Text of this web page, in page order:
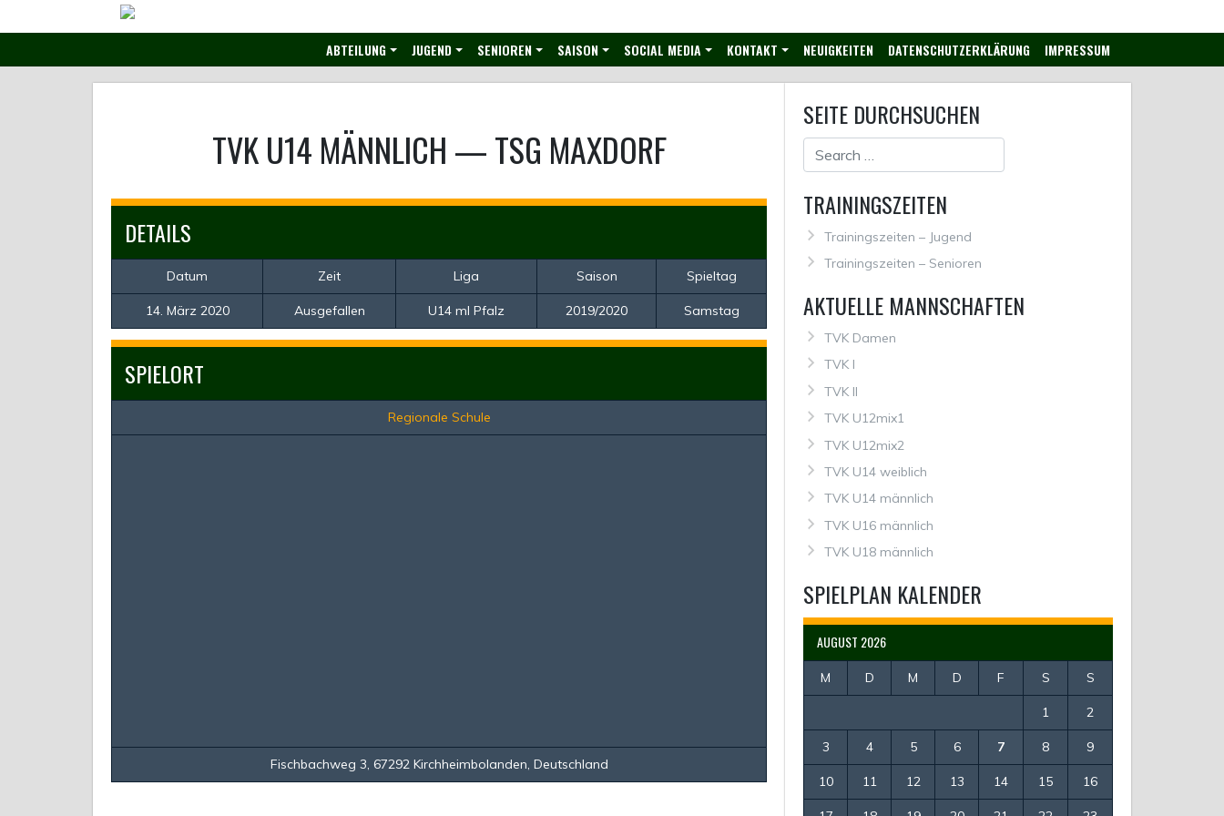
to
ABTEILUNG JUGEND SENIOREN SAISON SOCIAL MEDIA KONTAKT NEUIGKEITEN DATENSCHUTZERKLÄRUNG IMPRESSUM
TVK U14 MÄNNLICH —TSG MAXDORF
DETAILS
Datum Zeit Liga Saison Spieltag
14. März 2020 Ausgefallen U14 ml Pfalz 2019/2020 Samstag
SPIELORT
Regionale Schule
Fischbachweg 3, 67292 Kirchheimbolanden, Deutschland
SEITE DURCHSUCHEN
TRAININGSZEITEN
Trainingszeiten – Jugend
Trainingszeiten – Senioren
AKTUELLE MANNSCHAFTEN
TVK Damen
TVK I
TVK II
TVK U12mix1
TVK U12mix2
TVK U14 weiblich
TVK U14 männlich
TVK U16 männlich
TVK U18 männlich
SPIELPLAN KALENDER
AUGUST 2026
M D M D F S S
1 2
3 4 5 6 7 8 9
10 11 12 13 14 15 16